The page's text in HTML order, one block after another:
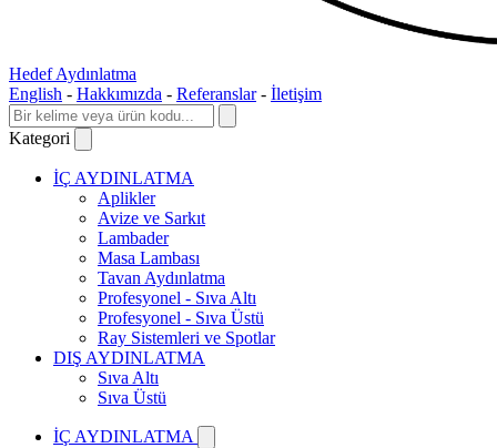
Hedef Aydınlatma
English - Hakkımızda - Referanslar - İletişim
Kategori
İÇ AYDINLATMA
Aplikler
Avize ve Sarkıt
Lambader
Masa Lambası
Tavan Aydınlatma
Profesyonel - Sıva Altı
Profesyonel - Sıva Üstü
Ray Sistemleri ve Spotlar
DIŞ AYDINLATMA
Sıva Altı
Sıva Üstü
İÇ AYDINLATMA